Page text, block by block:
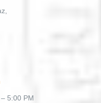
5:00 PM